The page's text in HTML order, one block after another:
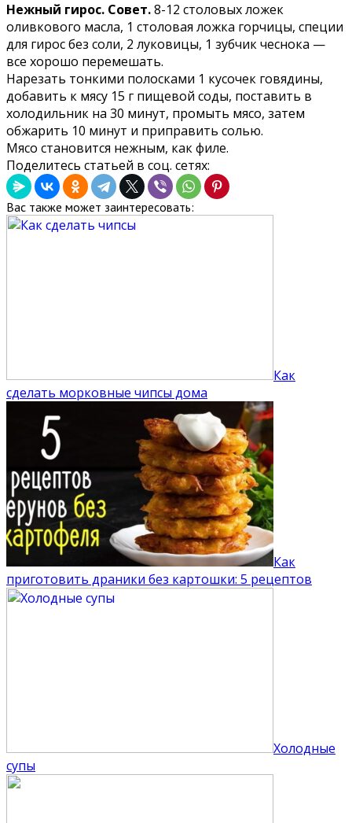
Нежный гирос. Совет.8-12 столовых ложек
оливкового масла, 1 столовая ложка горчицы, специи
для гирос без соли, 2 луковицы, 1 зубчик чеснока —
все хорошо перемешать.
Нарезать тонкими полосками 1 кусочек говядины,
добавить к мясу 15 г пищевой соды, поставить в
холодильник на 30 минут, промыть мясо, затем
обжарить 10 минут и приправить солью.
Мясо становится нежным, как филе.
Поделитесь статьей в соц. сетях:
Вас также может заинтересовать:
Как
сделать морковные чипсы дома
Как
приготовить драники без картошки: 5 рецептов
Холодные
супы